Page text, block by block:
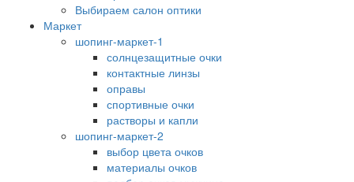
Выбираем салон оптики
Маркет
шопинг-маркет-1
солнцезащитные очки
контактные линзы
оправы
спортивные очки
растворы и капли
шопинг-маркет-2
выбор цвета очков
материалы очков